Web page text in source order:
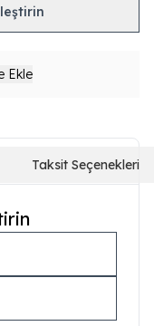
Ekle
Taksit Seçenekleri